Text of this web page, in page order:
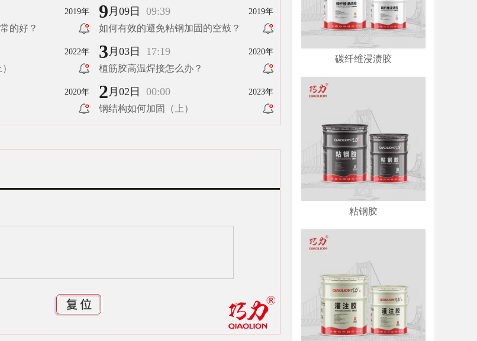
2019年
的好？
9 月09日 09:39 2019年
如何有效的避免粘钢加固的空鼓？
2022年 3 月03日 17:19 2020年
植筋胶高温焊接怎么办？
2020年 2 月02日 00:00 2023年
钢结构如何加固（上）
碳纤维浸渍胶
粘钢胶